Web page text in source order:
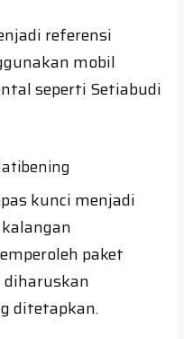
referensi
mobil
seperti Setiabudi
kunci menjadi
paket
diharuskan
ditetapkan.